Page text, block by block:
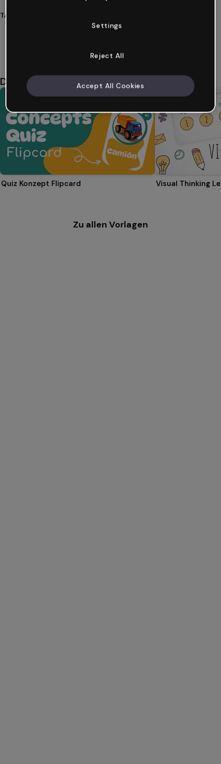
Tags
erfahrung
Das könnte dir auch gefallen
Quiz Konzept Flipcard Visual Thinking
Zu allen Vorlagen
Settings
Reject All
Accept All Cookies